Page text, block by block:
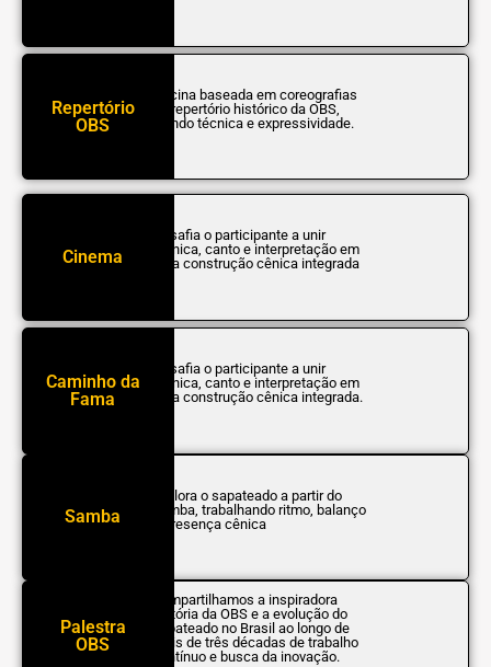
Repertório
OBS
Oficina baseada em coreografias
do repertório histórico da OBS,
unindo técnica e expressividade.
Cinema
Desafia o participante a unir
técnica, canto e interpretação em
uma construção cênica integrada
Caminho da
Fama
Desafia o participante a unir
técnica, canto e interpretação em
uma construção cênica integrada.
Samba
Explora o sapateado a partir do
samba, trabalhando ritmo, balanço
e presença cênica
Palestra
OBS
Compartilhamos a inspiradora
história da OBS e a evolução do
sapateado no Brasil ao longo de
mais de três décadas de trabalho
contínuo e busca da inovação.